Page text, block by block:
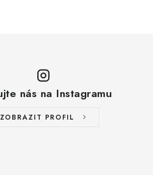
nás na Instagramu
ZOBRAZIT PROFIL